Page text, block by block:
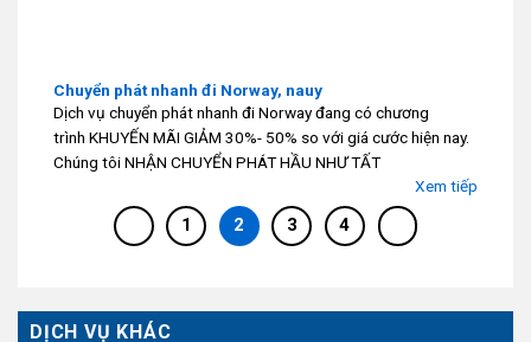
Chuyển phát nhanh đi Norway, nauy
Dịch vụ chuyển phát nhanh đi Norway đang có chương
trình KHUYẾN MÃI GIẢM 30%- 50% so với giá cước hiện nay.
Chúng tôi NHẬN CHUYỂN PHÁT HẦU NHƯ TẤT
Xem tiếp
1 2 3 4
DỊCH VỤ KHÁC